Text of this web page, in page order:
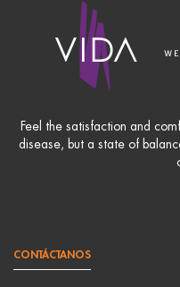
Feel the satisfaction and
disease, but a state of
CONTÁCTANOS